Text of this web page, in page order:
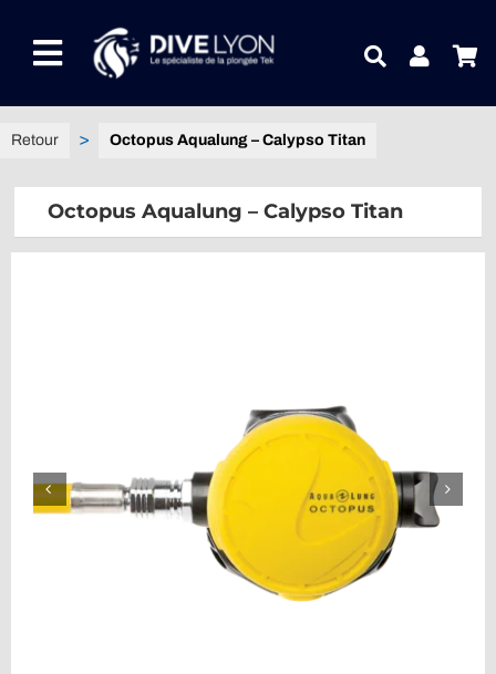
contenuToggle
Navigation
NOTRE UNIVERS PRODUITS
CONTACTEZ-NOUS
Octopus Aqualung – Calypso Titan
Octopus Aqualung – Calypso Titan